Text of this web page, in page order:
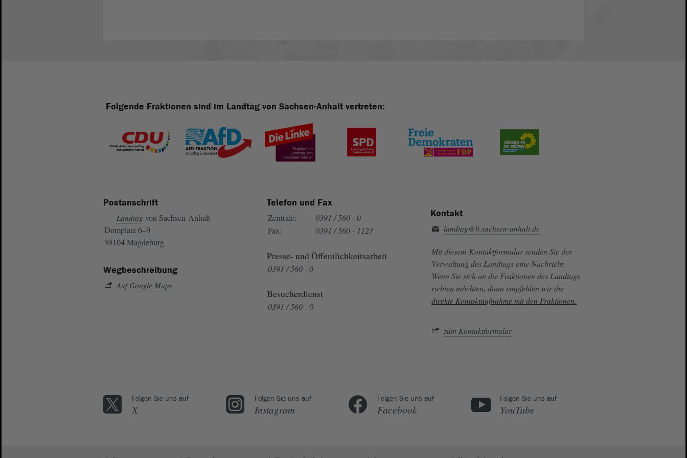
Folgende Fraktionen sind im Landtag von Sachsen-Anhalt vertreten:
Postanschrift
Landtag von Sachsen-Anhalt
Domplatz 6–9
39104 Magdeburg
Wegbeschreibung
Auf Google Maps
Telefon und Fax
Zentrale:
0391 / 560 - 0
Fax:
0391 / 560 - 1123
Presse- und Öffentlichkeitsarbeit
0391 / 560 - 0
Besucherdienst
0391 / 560 - 0
Kontakt
landtag@lt.sachsen-anhalt.de
Mit diesem Kontaktformular senden Sie der
Verwaltung des Landtags eine Nachricht.
Wenn Sie sich an die Fraktionen des Landtags
richten möchten, dann empfehlen wir die
direkte Kontaktaufnahme mit den Fraktionen.
zum Kontaktformular
Folgen Sie uns auf
X
Folgen Sie uns auf
Instagram
Folgen Sie uns auf
Facebook
Folgen Sie uns auf
YouTube